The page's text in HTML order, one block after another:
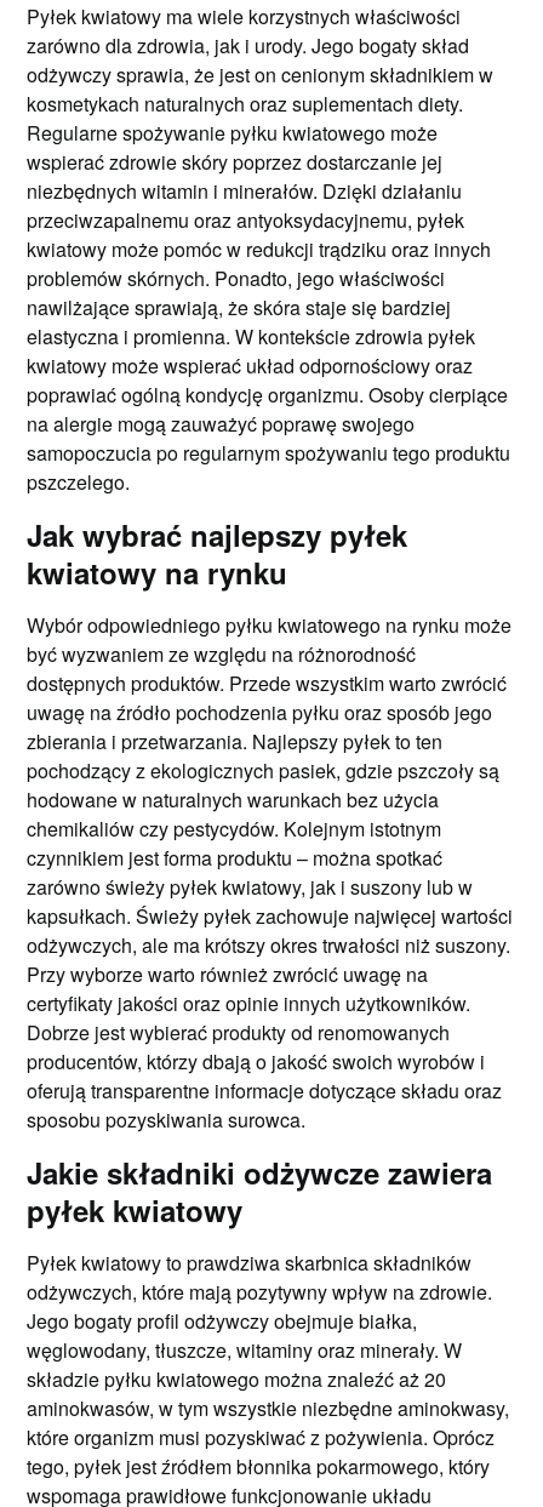
Pyłek kwiatowy ma wiele korzystnych właściwości
zarówno dla zdrowia, jak i urody. Jego bogaty skład
odżywczy sprawia, że jest on cenionym składnikiem w
kosmetykach naturalnych oraz suplementach diety.
Regularne spożywanie pyłku kwiatowego może
wspierać zdrowie skóry poprzez dostarczanie jej
niezbędnych witamin i minerałów. Dzięki działaniu
przeciwzapalnemu oraz antyoksydacyjnemu, pyłek
kwiatowy może pomóc w redukcji trądziku oraz innych
problemów skórnych. Ponadto, jego właściwości
nawilżające sprawiają, że skóra staje się bardziej
elastyczna i promienna. W kontekście zdrowia pyłek
kwiatowy może wspierać układ odpornościowy oraz
poprawiać ogólną kondycję organizmu. Osoby cierpiące
na alergie mogą zauważyć poprawę swojego
samopoczucia po regularnym spożywaniu tego produktu
pszczelego.
Jak wybrać najlepszy pyłek
kwiatowy na rynku
Wybór odpowiedniego pyłku kwiatowego na rynku może
być wyzwaniem ze względu na różnorodność
dostępnych produktów. Przede wszystkim warto zwrócić
uwagę na źródło pochodzenia pyłku oraz sposób jego
zbierania i przetwarzania. Najlepszy pyłek to ten
pochodzący z ekologicznych pasiek, gdzie pszczoły są
hodowane w naturalnych warunkach bez użycia
chemikaliów czy pestycydów. Kolejnym istotnym
czynnikiem jest forma produktu – można spotkać
zarówno świeży pyłek kwiatowy, jak i suszony lub w
kapsułkach. Świeży pyłek zachowuje najwięcej wartości
odżywczych, ale ma krótszy okres trwałości niż suszony.
Przy wyborze warto również zwrócić uwagę na
certyfikaty jakości oraz opinie innych użytkowników.
Dobrze jest wybierać produkty od renomowanych
producentów, którzy dbają o jakość swoich wyrobów i
oferują transparentne informacje dotyczące składu oraz
sposobu pozyskiwania surowca.
Jakie składniki odżywcze zawiera
pyłek kwiatowy
Pyłek kwiatowy to prawdziwa skarbnica składników
odżywczych, które mają pozytywny wpływ na zdrowie.
Jego bogaty profil odżywczy obejmuje białka,
węglowodany, tłuszcze, witaminy oraz minerały. W
składzie pyłku kwiatowego można znaleźć aż 20
aminokwasów, w tym wszystkie niezbędne aminokwasy,
które organizm musi pozyskiwać z pożywienia. Oprócz
tego, pyłek jest źródłem błonnika pokarmowego, który
wspomaga prawidłowe funkcjonowanie układu